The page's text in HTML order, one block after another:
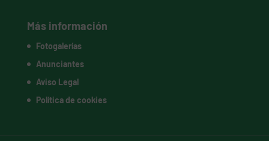
Más información
Fotogalerías
Anunciantes
Aviso Legal
Política de cookies